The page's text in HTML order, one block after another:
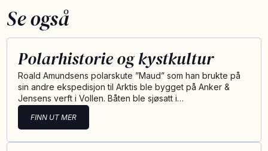
Se også
Polarhistorie og kystkultur
Roald Amundsens polarskute ”Maud” som han brukte på
sin andre ekspedisjon til Arktis ble bygget på Anker &
Jensens verft i Vollen. Båten ble sjøsatt i…
FINN UT MER